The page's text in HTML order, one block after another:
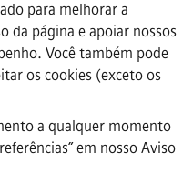
para melhorar a
da página e apoiar nossos
Você também pode
os cookies (exceto os
a qualquer momento
em nosso Aviso
de uso
digital
a emprego que desejem